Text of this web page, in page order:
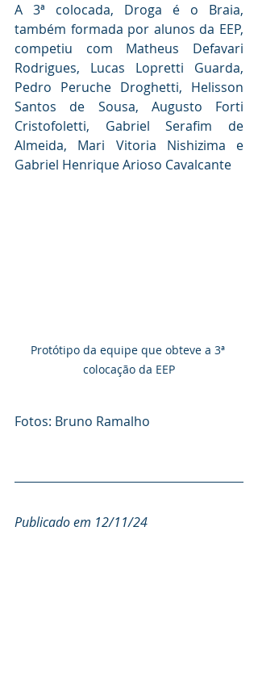
A 3ª colocada, Droga é o Braia,
também formada por alunos da EEP,
competiu com Matheus Defavari
Rodrigues, Lucas Lopretti Guarda,
Pedro Peruche Droghetti, Helisson
Santos de Sousa, Augusto Forti
Cristofoletti, Gabriel Serafim de
Almeida, Mari Vitoria Nishizima e
Gabriel Henrique Arioso Cavalcante
Protótipo da equipe que obteve a 3ª
colocação da EEP
Fotos: Bruno Ramalho
Publicado em 12/11/24